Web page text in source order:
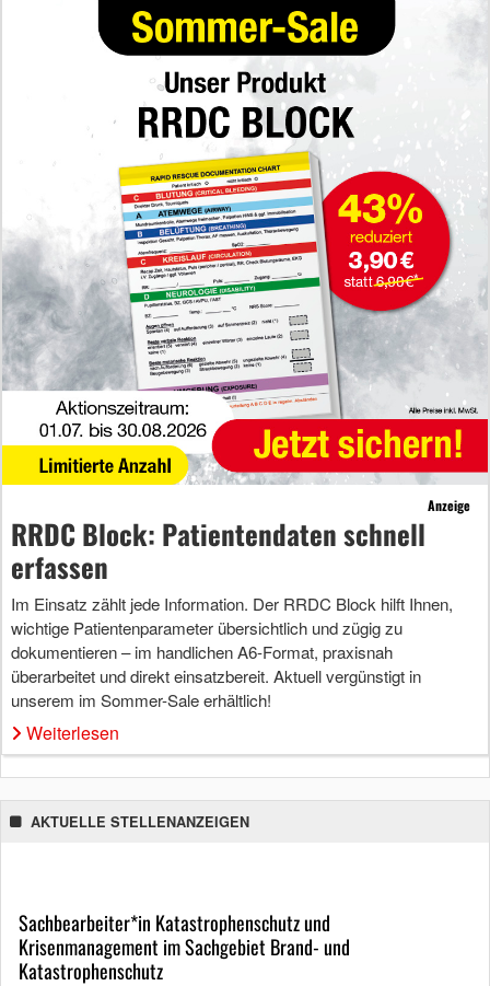
Anzeige
RRDC Block: Patientendaten schnell
erfassen
Im Einsatz zählt jede Information. Der RRDC Block hilft Ihnen,
wichtige Patientenparameter übersichtlich und zügig zu
dokumentieren – im handlichen A6-Format, praxisnah
überarbeitet und direkt einsatzbereit. Aktuell vergünstigt in
unserem im Sommer-Sale erhältlich!
Weiterlesen
AKTUELLE STELLENANZEIGEN
Sachbearbeiter*in Katastrophenschutz und
Krisenmanagement im Sachgebiet Brand- und
Katastrophenschutz